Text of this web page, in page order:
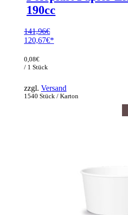
190cc
141,96€
Ursprünglicher
war:
141,96€
120,67€
Preis
ist:
1540 Stück / Karton
0,08€
/ 1 Stück
zzgl. Versand